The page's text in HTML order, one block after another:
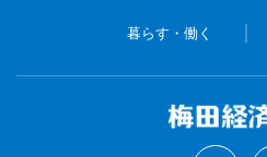
暮らす・働く